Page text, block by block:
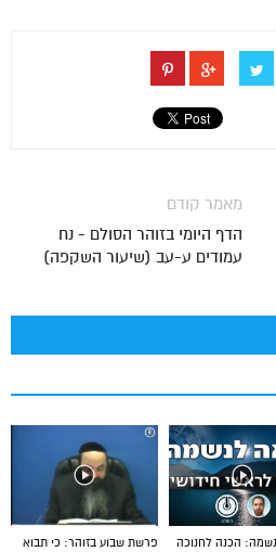
מאמר קודם
הדף היומי בזוהר הסולם - נח
עמודים ע-עב (שיעור השקפה)
פרשת שבוע בזוהר: כי תבוא הכנה לחנוכה